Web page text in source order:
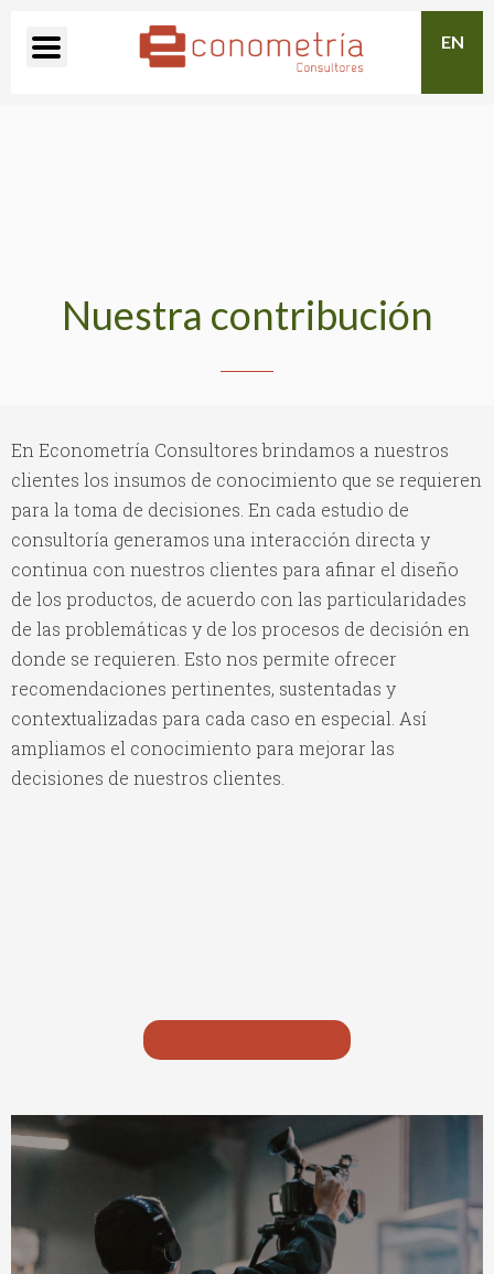
EN
Nuestra contribución
En Econometría Consultores brindamos a nuestros
clientes los insumos de conocimiento que se requieren
para la toma de decisiones. En cada estudio de
consultoría generamos una interacción directa y
continua con nuestros clientes para afinar el diseño
de los productos, de acuerdo con las particularidades
de las problemáticas y de los procesos de decisión en
donde se requieren. Esto nos permite ofrecer
recomendaciones pertinentes, sustentadas y
contextualizadas para cada caso en especial. Así
ampliamos el conocimiento para mejorar las
decisiones de nuestros clientes.